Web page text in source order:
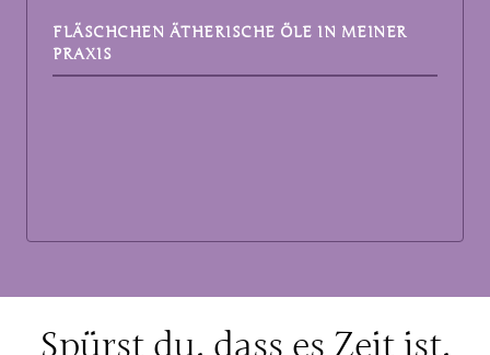
FLÄSCHCHEN ÄTHERISCHE ÖLE IN MEINER
PRAXIS
Spürst du, dass es Zeit